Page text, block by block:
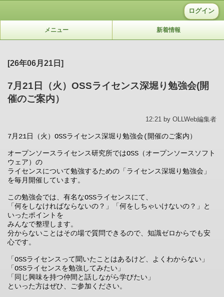
ログイン
メニュー 新着情報
[26年06月21日]
7月21日（火）OSSライセンス深堀り勉強会(開
催のご案内）
12:21 by OLLWeb編集者
7月21日（火）OSSライセンス深堀り勉強会(開催のご案内）
オープンソースライセンス研究所ではOSS（オープンソースソフト
ウェア）の
ライセンスについて勉強するための「ライセンス深堀り勉強会」
を毎月開催しています。
この勉強会では、有名なOSSライセンスにて、
「何をしなければならないの？」「何をしちゃいけないの？」と
いったポイントを
みんなで整理します。
分からないことはその場で質問できるので、知識ゼロからでも安
心です。
「OSSライセンスって聞いたことはあるけど、よくわからない」
「OSSライセンスを勉強してみたい」
「同じ興味を持つ仲間と話しながら学びたい」
といった方はぜひ、ご参加ください。